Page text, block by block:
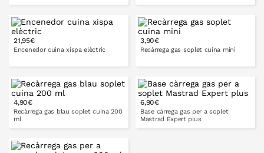
A LA CISTELLA
A LA CISTELLA
21,95€
Encenedor cuina xispa elèctric
3,90€
Recàrrega gas soplet cuina mini
A LA CISTELLA
4,90€
Recàrrega gas blau soplet cuina 200
ml
6,90€
Base càrrega gas per a soplet
Mastrad Expert plus